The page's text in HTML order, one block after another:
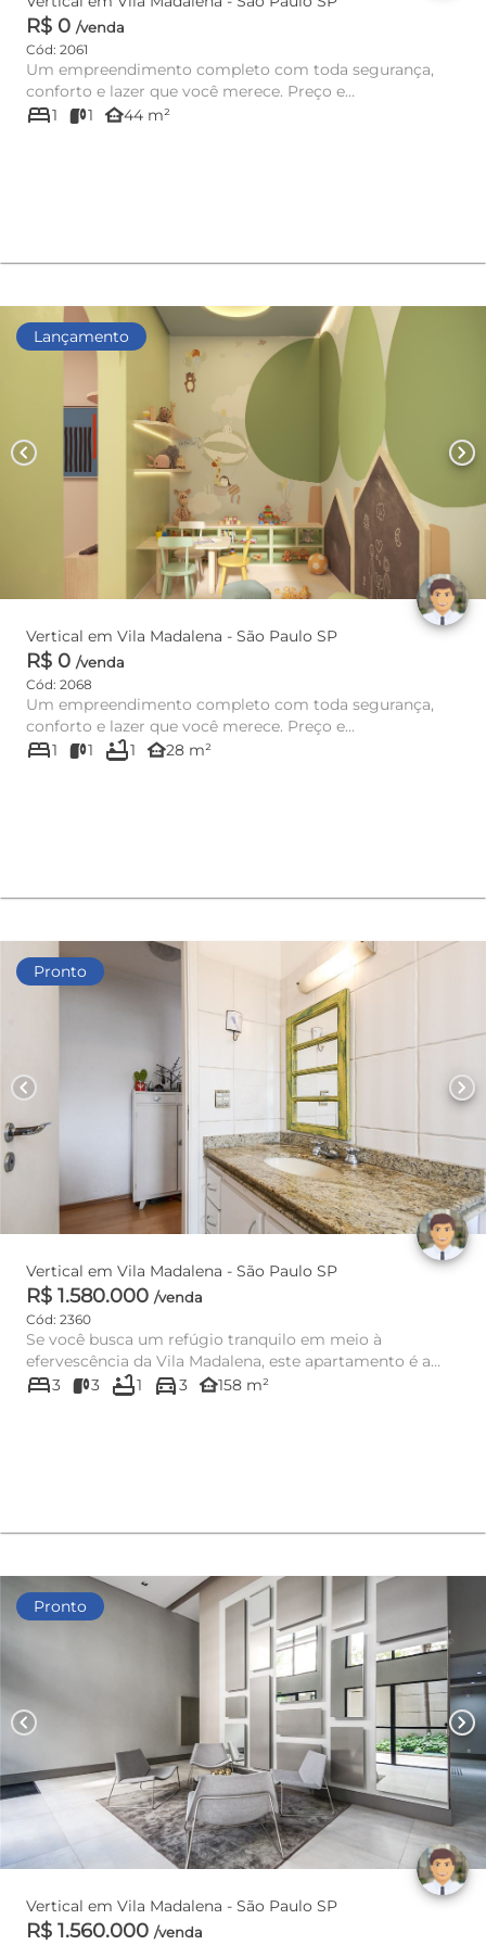
R$ 0 /venda
Cód: 2061
Um empreendimento completo com toda segurança,
conforto e lazer que você merece. Preço e
disponibilidade do imóvel sujei...
bed1 1 other_houses44 m²
Lançamento
chevron_left chevron_right
Vertical em Vila Madalena - São Paulo SP
R$ 0 /venda
Cód: 2068
Um empreendimento completo com toda segurança,
conforto e lazer que você merece. Preço e
disponibilidade do imóvel sujei...
bed1 1 bathtub1 other_houses28 m²
Pronto
chevron_left chevron_right
Vertical em Vila Madalena - São Paulo SP
R$ 1.580.000 /venda
Cód: 2360
Se você busca um refúgio tranquilo em meio à
efervescência da Vila Madalena, este apartamento é a
resposta aos seus dese...
bed3 3 bathtub1 directions_car3 other_houses158 m²
Pronto
chevron_left chevron_right
Vertical em Vila Madalena - São Paulo SP
R$ 1.560.000 /venda